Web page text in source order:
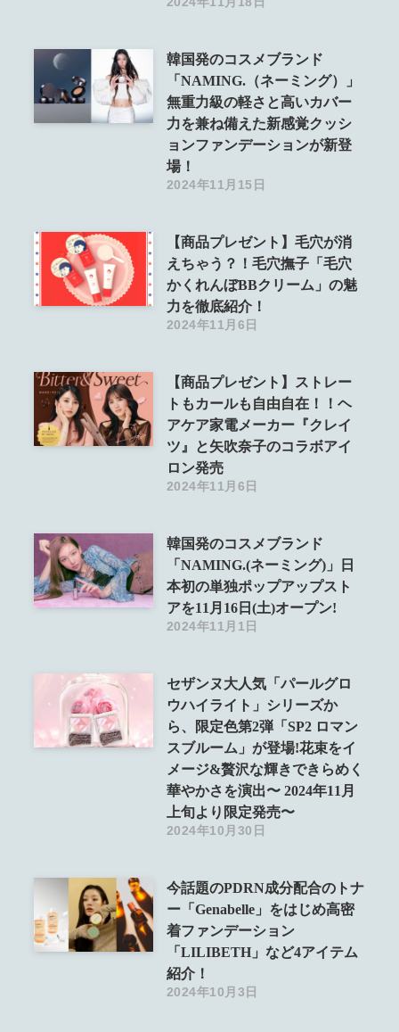
韓国発のコスメブランド
「NAMING.（ネーミング）」
無重力級の軽さと高いカバー
力を兼ね備えた新感覚クッシ
ョンファンデーションが新登
場！
2024年11月15日
【商品プレゼント】毛穴が消
えちゃう？！毛穴撫子「毛穴
かくれんぼBBクリーム」の魅
力を徹底紹介！
2024年11月6日
【商品プレゼント】ストレー
トもカールも自由自在！！ヘ
アケア家電メーカー『クレイ
ツ』と矢吹奈子のコラボアイ
ロン発売
2024年11月6日
韓国発のコスメブランド
「NAMING.(ネーミング)」日
本初の単独ポップアップスト
アを11月16日(土)オープン!
2024年11月1日
セザンヌ大人気「パールグロ
ウハイライト」シリーズか
ら、限定色第2弾「SP2 ロマン
スブルーム」が登場!花束をイ
メージ&贅沢な輝きできらめく
華やかさを演出〜 2024年11月
上旬より限定発売〜
2024年10月30日
今話題のPDRN成分配合のトナ
ー「Genabelle」をはじめ高密
着ファンデーション
「LILIBETH」など4アイテム
紹介！
2024年10月3日